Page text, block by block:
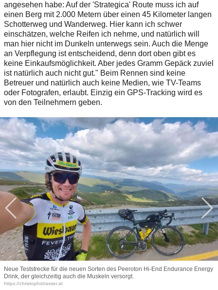
angesehen habe: Auf der 'Strategica' Route muss ich auf
einen Berg mit 2.000 Metern über einen 45 Kilometer langen
Schotterweg und Wanderweg. Hier kann ich schwer
einschätzen, welche Reifen ich nehme, und natürlich will
man hier nicht im Dunkeln unterwegs sein. Auch die Menge
an Verpflegung ist entscheidend, denn dort oben gibt es
keine Einkaufsmöglichkeit. Aber jedes Gramm Gepäck zuviel
ist natürlich auch nicht gut." Beim Rennen sind keine
Betreuer und natürlich auch keine Medien, wie TV-Teams
oder Fotografen, erlaubt. Einzig ein GPS-Tracking wird es
von den Teilnehmern geben.
Neue Teststrecke für die neuen Sorten des Peeroton Hi-End Endurance Energy
Drink, der gleichzeitig auch die Muskeln versorgt.
https://christophstrasser.at